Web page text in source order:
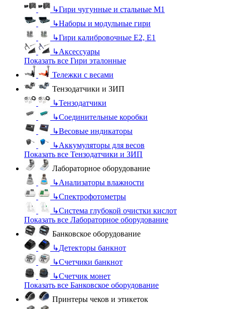
↳Гири чугунные и стальные М1
↳Наборы и модульные гири
↳Гири калибровочные E2, Е1
↳Аксессуары
Показать все Гири эталонные
Тележки с весами
Тензодатчики и ЗИП
↳Тензодатчики
↳Соединительные коробки
↳Весовые индикаторы
↳Аккумуляторы для весов
Показать все Тензодатчики и ЗИП
Лабораторное оборудование
↳Анализаторы влажности
↳Спектрофотометры
↳Система глубокой очистки кислот
Показать все Лабораторное оборудование
Банковское оборудование
↳Детекторы банкнот
↳Счетчики банкнот
↳Счетчик монет
Показать все Банковское оборудование
Принтеры чеков и этикеток